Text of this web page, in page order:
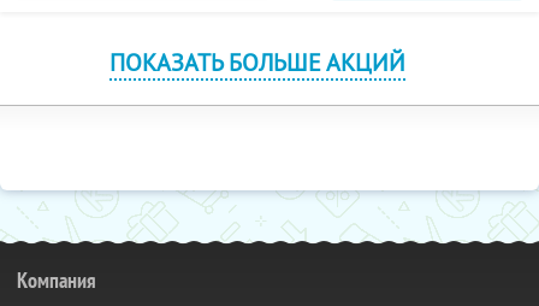
ПОКАЗАТЬ БОЛЬШЕ АКЦИЙ
Компания